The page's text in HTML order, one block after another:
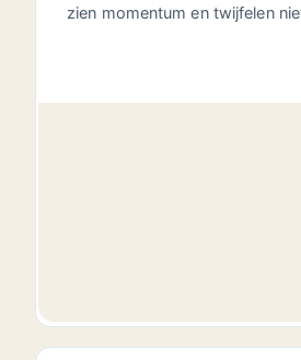
zien momentum en twijfelen